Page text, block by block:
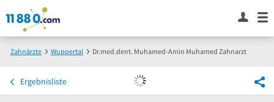
Zahnärzte Wuppertal Dr.med.dent. Muhamed-Amin Muhamed Zahnarzt
Ergebnisliste